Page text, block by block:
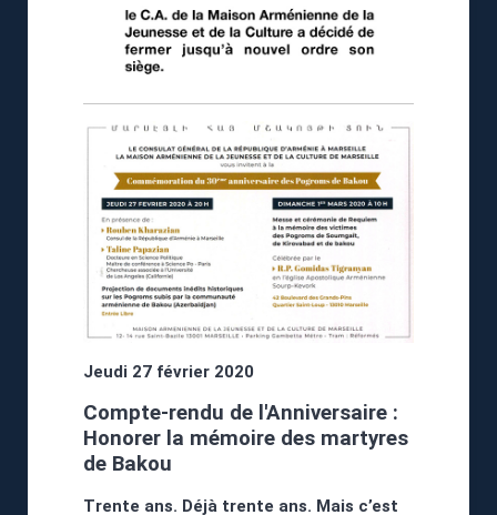
Jeudi 27 février 2020
Compte-rendu de l'Anniversaire :
Honorer la mémoire des martyres
de Bakou
Trente ans. Déjà trente ans. Mais c’est